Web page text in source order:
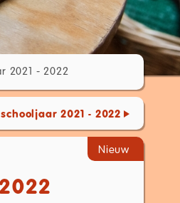
2021 - 2022
2021 - 2022
Nieuw